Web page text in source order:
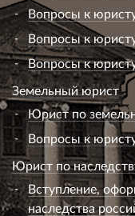
Вопросы к
Вопросы к
Вопросы к
Земельный юрист
Юрист по
Вопросы к
Юрист по
Вступление,
наследства